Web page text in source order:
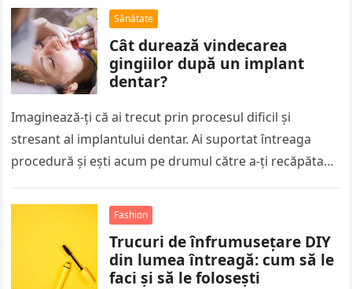
Sănătate
Cât durează vindecarea
gingiilor după un implant
dentar?
Imaginează-ți că ai trecut prin procesul dificil și
stresant al implantului dentar. Ai suportat întreaga
procedură și ești acum pe drumul către a-ți recăpăta
Fashion
Trucuri de înfrumusețare DIY
din lumea întreagă: cum să le
faci și să le folosești